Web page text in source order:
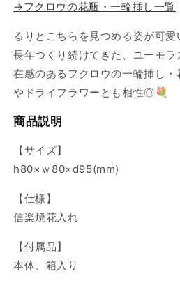
→フクロウの花瓶・一輪挿し一覧
るりとこちらを見つめる姿が可
長年つくり続けてきた、ユーモ
在感のあるフクロウの一輪挿し
やドライフラワーとも相性◎💐
商品説明
【サイズ】
h80×ｗ80×d95(mm)
【仕様】
信楽焼花入れ
【付属品】
本体、箱入り